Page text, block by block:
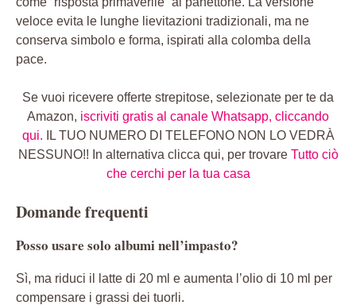
veloce evita le lunghe lievitazioni tradizionali, ma ne
conserva simbolo e forma, ispirati alla colomba della
pace.
Se vuoi ricevere offerte strepitose, selezionate per te da
Amazon, iscriviti gratis al canale Whatsapp, cliccando
qui.
IL TUO NUMERO DI TELEFONO NON LO VEDRÀ
NESSUNO!! In alternativa clicca qui, per trovare Tutto ciò
che cerchi per la tua casa
Domande frequenti
Posso usare solo albumi nell’impasto?
Sì, ma riduci il latte di 20 ml e aumenta l’olio di 10 ml per
compensare i grassi dei tuorli.